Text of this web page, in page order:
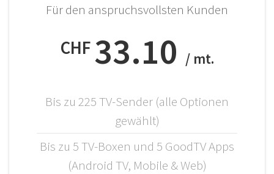
Für den anspruchsvollsten Kunden
CHF33.10 / mt.
Bis zu 225 TV-Sender (alle Optionen
gewählt)
Bis zu 5 TV-Boxen und 5 GoodTV Apps
(Android TV, Mobile & Web)